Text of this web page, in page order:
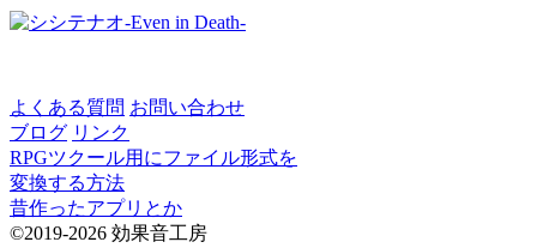
よくある質問 お問い合わせ
ブログ リンク
RPGツクール用にファイル形式を
変換する方法
昔作ったアプリとか
©2019-2026 効果音工房